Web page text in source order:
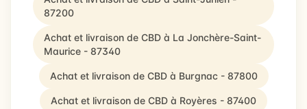
87200
Achat et livraison de CBD à La Jonchère-Saint-
Maurice - 87340
Achat et livraison de CBD à Burgnac - 87800
Achat et livraison de CBD à Royères - 87400